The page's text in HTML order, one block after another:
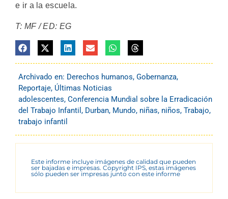
e ir a la escuela.
T: MF / ED: EG
Archivado en: Derechos humanos, Gobernanza,
Reportaje, Últimas Noticias
adolescentes, Conferencia Mundial sobre la Erradicación
del Trabajo Infantil , Durban, Mundo, niñas, niños, Trabajo,
trabajo infantil
Este informe incluye imágenes de calidad que pueden
ser bajadas e impresas. Copyright IPS, estas imágenes
sólo pueden ser impresas junto con este informe